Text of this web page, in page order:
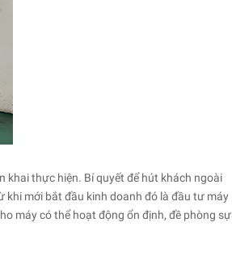
khai thực hiện. Bí quyết để hút khách ngoài
khi mới bắt đầu kinh doanh đó là đầu tư máy
máy có thể hoạt động ổn định, đề phòng sự